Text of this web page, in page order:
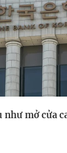
như mở cửa